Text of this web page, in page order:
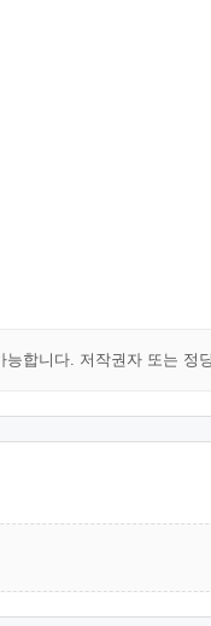
합니다. 저작권자 또는 정